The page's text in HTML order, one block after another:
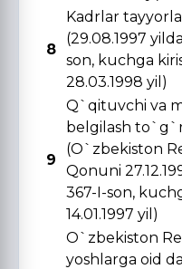
8
Kadrlar
(29.08.1997
son, kuchga
28.03.1998 yil)
9
Q`qituvchi va
belgilash
(O`zbekiston
Qonuni
367-I-son,
14.01.1997 yil)
O`zbekiston
yoshlarga oid